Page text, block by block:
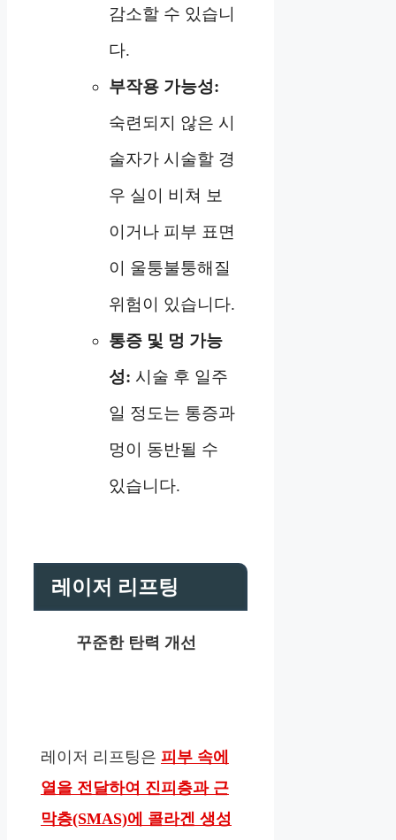
감소할 수 있습니
다.
부작용 가능성:
숙련되지 않은 시
술자가 시술할 경
우 실이 비쳐 보
이거나 피부 표면
이 울퉁불퉁해질
위험이 있습니다.
통증 및 멍 가능
성: 시술 후 일주
일 정도는 통증과
멍이 동반될 수
있습니다.
레이저 리프팅
꾸준한 탄력 개선
레이저 리프팅은 피부 속에
열을 전달하여 진피층과 근
막층(SMAS)에 콜라겐 생성